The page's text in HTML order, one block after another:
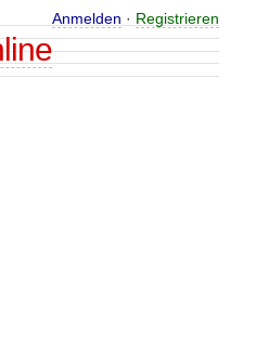
Anmelden · Registrieren